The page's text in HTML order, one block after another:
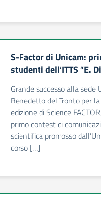
S-Factor di Unicam:
studenti dell’ITTS “E.
Grande successo alla sede
Benedetto del Tronto per
edizione di Science
primo contest di
scientifica promosso
corso […]